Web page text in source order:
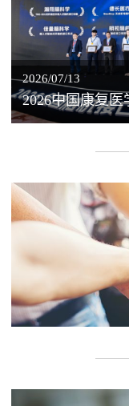
2026/07/13